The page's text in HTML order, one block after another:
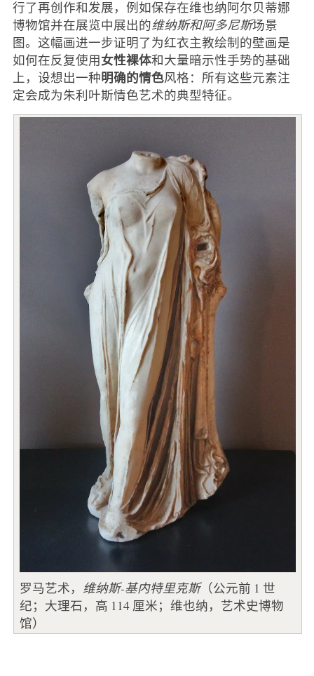
行了再创作和发展，例如保存在维也纳阿尔贝蒂娜
博物馆并在展览中展出的维纳斯和阿多尼斯场景
图。这幅画进一步证明了为红衣主教绘制的壁画是
如何在反复使用女性裸体和大量暗示性手势的基础
上，设想出一种明确的情色风格：所有这些元素注
定会成为朱利叶斯情色艺术的典型特征。
罗马艺术， 维纳斯-基内特里克斯（公元前 1 世
纪；大理石，高 114 厘米；维也纳，艺术史博物
馆）